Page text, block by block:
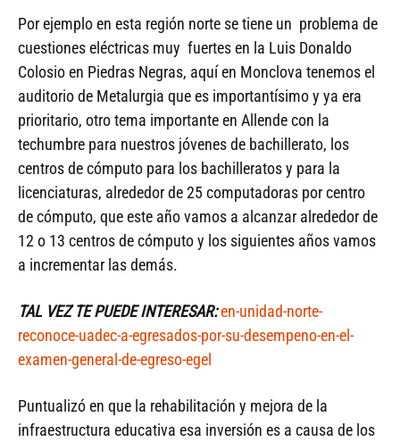
Por ejemplo en esta región norte se tiene un problema de
cuestiones eléctricas muy fuertes en la Luis Donaldo
Colosio en Piedras Negras, aquí en Monclova tenemos el
auditorio de Metalurgia que es importantísimo y ya era
prioritario, otro tema importante en Allende con la
techumbre para nuestros jóvenes de bachillerato, los
centros de cómputo para los bachilleratos y para la
licenciaturas, alrededor de 25 computadoras por centro
de cómputo, que este año vamos a alcanzar alrededor de
12 o 13 centros de cómputo y los siguientes años vamos
a incrementar las demás.
TAL VEZ TE PUEDE INTERESAR:en-unidad-norte-
reconoce-uadec-a-egresados-por-su-desempeno-en-el-
examen-general-de-egreso-egel
Puntualizó en que la rehabilitación y mejora de la
infraestructura educativa esa inversión es a causa de los